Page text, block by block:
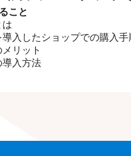
こと
は
導入したショップでの購入手
メリット
導入方法